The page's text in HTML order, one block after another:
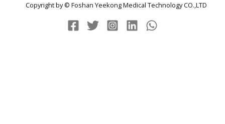
Copyright by © Foshan Yeekong Medical Technology CO.,LTD